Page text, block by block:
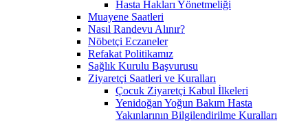
Hasta Hakları Yönetmeliği
Muayene Saatleri
Nasıl Randevu Alınır?
Nöbetçi Eczaneler
Refakat Politikamız
Sağlık Kurulu Başvurusu
Ziyaretçi Saatleri ve Kuralları
Çocuk Ziyaretçi Kabul İlkeleri
Yenidoğan Yoğun Bakım Hasta
Yakınlarının Bilgilendirilme Kuralları